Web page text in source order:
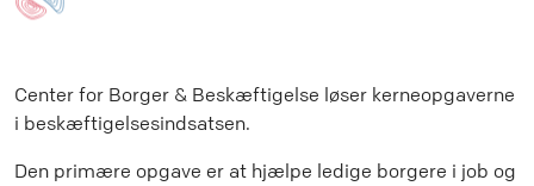
Center for Borger & Beskæftigelse løser kerneopgaverne
i beskæftigelsesindsatsen.
Den primære opgave er at hjælpe ledige borgere i job og